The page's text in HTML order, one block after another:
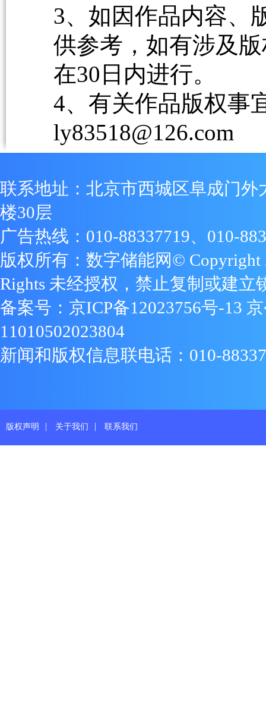
3、如因作品内容、
供参考，如有涉及
在30日内进行。
4、有关作品版权事
ly83518@126.com
联系地址：北京市西城区阜成门外
楼30层
广告热线：010-88337719、010-
版权所有：数字储能网© Copyright
Rights 未经授权，禁止复制或建立
备案号： 京ICP备12023756号-13
11010502023804
新闻和版权信息联电话：010-
版权声明 | 关于我们 | 联系我们